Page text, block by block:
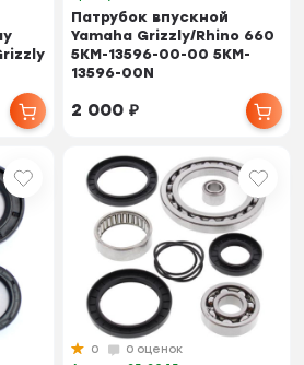
Патрубок впускной
Yamaha Grizzly/Rhino 660
5KM-13596-00-00 5KM-
13596-00N
2 000₽
0
0 оценок